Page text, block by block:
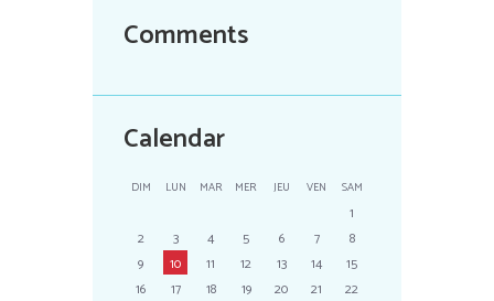
Comments
Calendar
DIM LUN MAR MER JEU VEN SAM
1
2
3 4 5 6 7
8
9
10 11 12 13 14
15
16
17 18 19 20 21
22